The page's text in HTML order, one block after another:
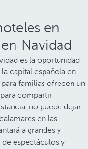
en
Navidad
es la oportunidad
capital española en
familias ofrecen un
compartir
no puede dejar
en las
a grandes y
de espectáculos y